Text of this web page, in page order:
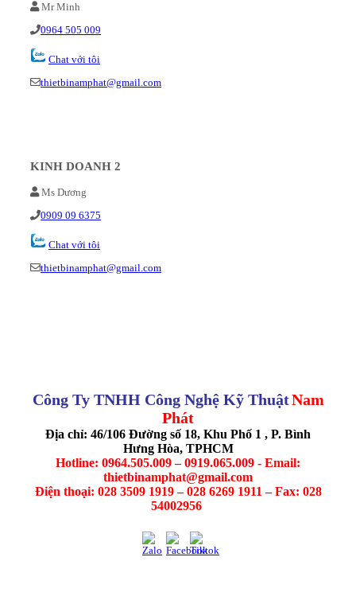
Mr Minh
0964 505 009
Chat với tôi
thietbinamphat@gmail.com
KINH DOANH 2
Ms Dương
0909 09 6375
Chat với tôi
thietbinamphat@gmail.com
Công Ty TNHH Công Nghệ Kỹ ThuậtNam
Phát
Địa chỉ: 46/106 Đường số 18, Khu Phố 1 , P. Bình
Hưng Hòa, TPHCM
Hotline: 0964.505.009 – 0919.065.009 - Email:
thietbinamphat@gmail.com
Điện thoại: 028 3509 1919 – 028 6269 1911 – Fax: 028
54002956